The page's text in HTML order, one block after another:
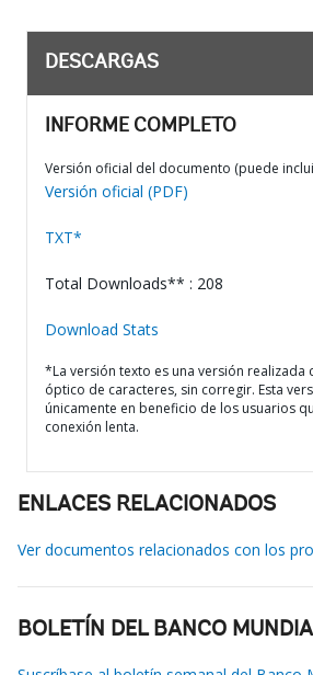
DESCARGAS
INFORME COMPLETO
Versión oficial del documento (puede
Versión oficial (PDF)
TXT*
Total Downloads** : 208
Download Stats
*La versión texto es una versión realizada
óptico de caracteres, sin corregir. Esta
únicamente en beneficio de los usuarios
conexión lenta.
ENLACES RELACIONADOS
Ver documentos relacionados con los
BOLETÍN DEL BANCO